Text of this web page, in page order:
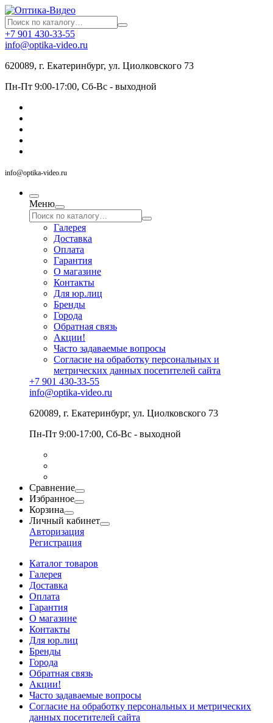
+7 901 430-33-55
info@optika-video.ru
620089, г. Екатеринбург, ул. Циолковского 73
Пн-Пт 9:00-17:00, Сб-Вс - выходной
info@optika-video.ru
Меню
Галерея
Доставка
Оплата
Гарантия
О магазине
Контакты
Для юр.лиц
Бренды
Города
Обратная связь
Акции!
Часто задаваемые вопросы
Согласие на обработку персональных и
метрических данных посетителей сайта
+7 901 430-33-55
info@optika-video.ru
620089, г. Екатеринбург, ул. Циолковского 73
Пн-Пт 9:00-17:00, Сб-Вс - выходной
Сравнение
Избранное
Корзина
Личный кабинет
Авторизация
Регистрация
Каталог товаров
Галерея
Доставка
Оплата
Гарантия
О магазине
Контакты
Для юр.лиц
Бренды
Города
Обратная связь
Акции!
Часто задаваемые вопросы
Согласие на обработку персональных и метрических
данных посетителей сайта